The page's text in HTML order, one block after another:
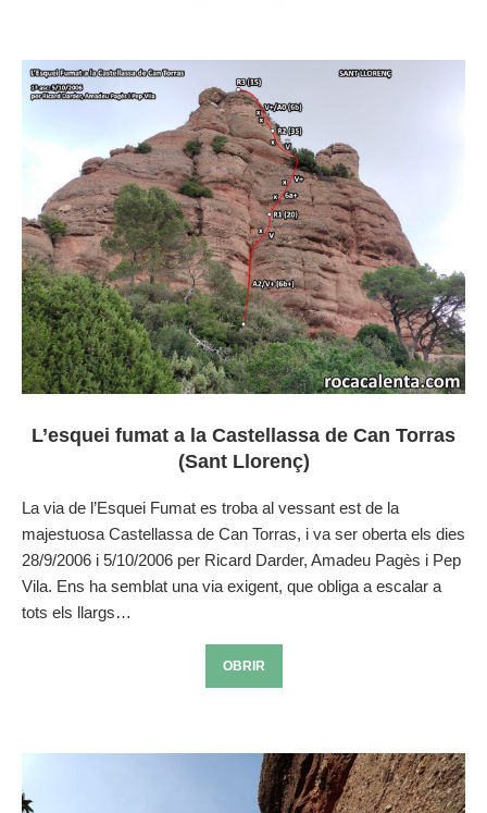
L’esquei fumat a la Castellassa de Can Torras
(Sant Llorenç)
La via de l’Esquei Fumat es troba al vessant est de la
majestuosa Castellassa de Can Torras, i va ser oberta els dies
28/9/2006 i 5/10/2006 per Ricard Darder, Amadeu Pagès i Pep
Vila. Ens ha semblat una via exigent, que obliga a escalar a
tots els llargs…
OBRIR